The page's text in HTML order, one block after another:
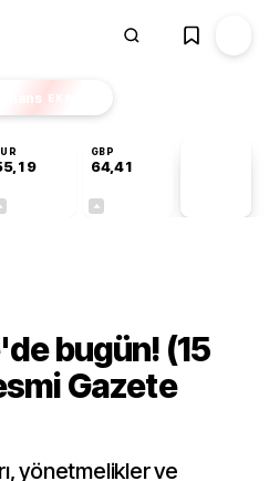
Finans EKSTRA
GBP
64,41
bugün! (15
Gazete
yönetmelikler ve